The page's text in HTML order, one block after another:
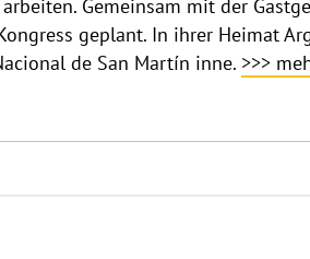
Gemeinsam mit der
geplant. In ihrer Heimat
de San Martín inne. >>>